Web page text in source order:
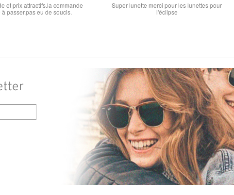
Prix attractif, frais de port faible, un grand choix
dans les types de lunettes. Attention: les stocks
tout est parfait , que ce soit le